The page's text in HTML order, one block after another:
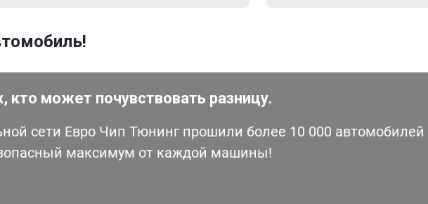
может почувствовать разницу.
сети Евро Чип Тюнинг прошили более 10 000
максимум от каждой машины!